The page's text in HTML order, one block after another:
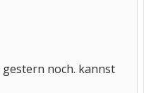
noch. kannst